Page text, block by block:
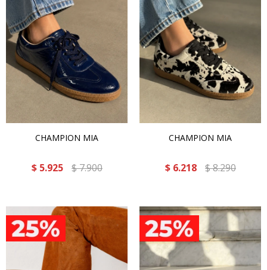
CHAMPION MIA
$ 5.925 $7.900
CHAMPION MIA
$ 6.218 $8.290